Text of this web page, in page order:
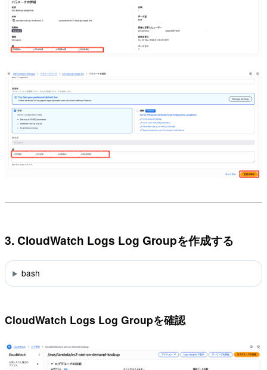
3. CloudWatch Logs Log Groupを作成する
bash
CloudWatch Logs Log Groupを確認